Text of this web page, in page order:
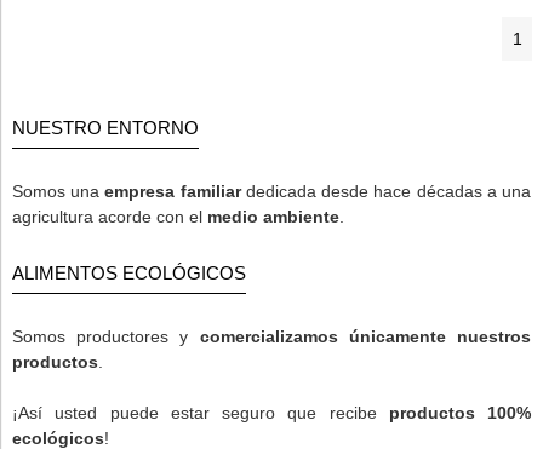
1
NUESTRO ENTORNO
Somos unaempresa familiardedicada desde hace décadas a una
agricultura acorde con el medio ambiente
ALIMENTOS ECOLÓGICOS
Somos productores y comercializamos únicamente nuestros
productos
¡Así usted puede estar seguro que recibe productos 100%
ecológicos!